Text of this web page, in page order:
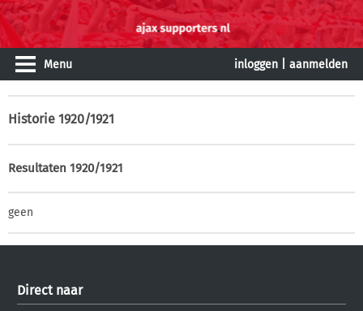
Menu inloggen aanmelden
Historie 1920/1921
Resultaten 1920/1921
geen
Direct naar